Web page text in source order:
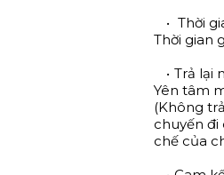
Thời
Thời gian
Trả lại
Yên tâm
(Không
chuyến đi
chế của